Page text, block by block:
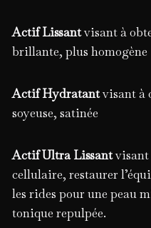
Actif Lissantvisant à
brillante, plus homogène
Actif Hydratantvisant à
soyeuse, satinée
Actif Ultra Lissantvisant
cellulaire, restaurer
les rides pour une peau
tonique repulpée.